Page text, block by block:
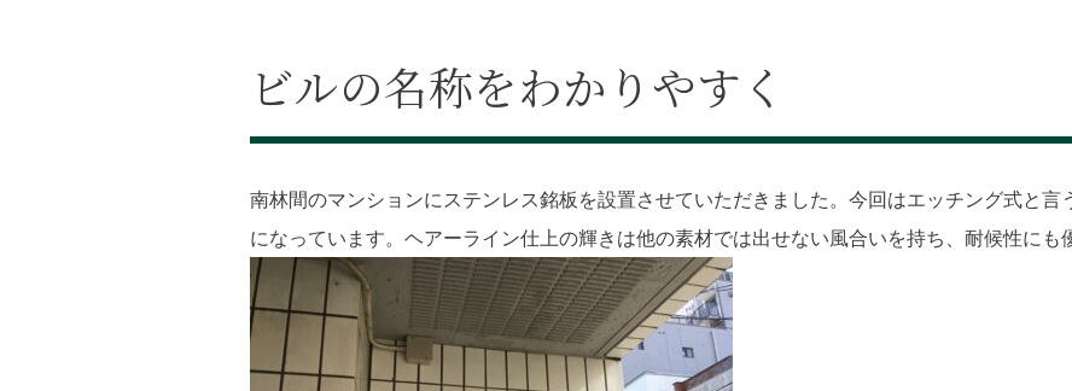
ビルの名称をわかりやすく
南林間のマンションにステンレス銘板を設置させていただきました。今回はエッチング式と
になっています。ヘアーライン仕上の輝きは他の素材では出せない風合いを持ち、耐候性にも